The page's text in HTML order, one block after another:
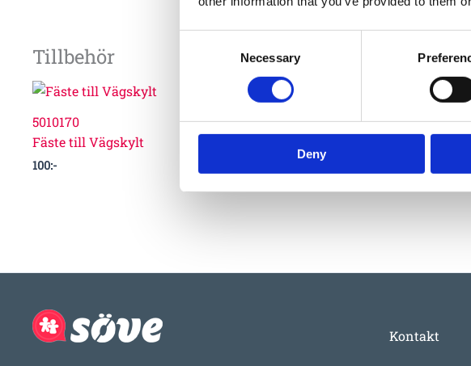
Necessary
Deny
Tillbehör
5010170
Fäste till Vägskylt
100:-
4602000
Stolpe till
Kontakt